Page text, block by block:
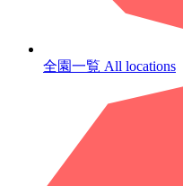
全園一覧 All locations